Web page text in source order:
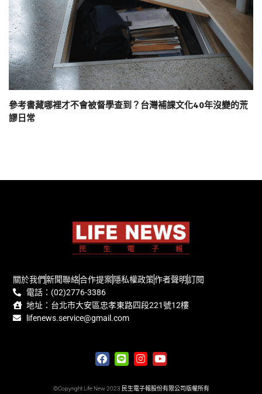
參考書藏哪裡才不會被督學查到？台灣補課文化40年沒變的荒
謬日常
關於我們新聞聯絡合作提案隱私權政策作者聲明訂閱
電話：(02)2776-3386
地址：台北市大安區忠孝東路四段221號12樓
lifenews.service@gmail.com
©Copyright Life New 2023 民生電子報股份有限公司版權所有